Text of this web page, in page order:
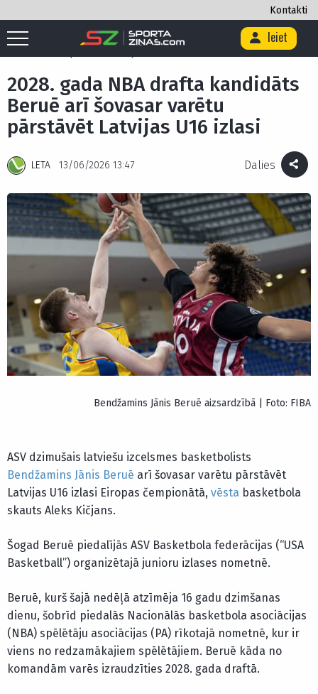
Kontakti
Ieiet
Sākums Basketbols / 2028. gada NBA drafta kandidāts Beruē arī
2028. gada NBA drafta kandidāts
Beruē arī šovasar varētu
pārstāvēt Latvijas U16 izlasi
LETA 13/06/2026 13:47 Dalies
Bendžamins Jānis Beruē aizsardzībā | Foto: FIBA
ASV dzimušais latviešu izcelsmes basketbolists
Bendžamins Jānis Beruē arī šovasar varētu pārstāvēt
Latvijas U16 izlasi Eiropas čempionātā, vēsta basketbola
skauts Aleks Kičjans.
Šogad Beruē piedalījās ASV Basketbola federācijas (“USA
Basketball”) organizētajā junioru izlases nometnē.
Beruē, kurš šajā nedēļā atzīmēja 16 gadu dzimšanas
dienu, šobrīd piedalās Nacionālās basketbola asociācijas
(NBA) spēlētāju asociācijas (PA) rīkotajā nometnē, kur ir
viens no redzamākajiem spēlētājiem. Beruē kāda no
komandām varēs izraudzīties 2028. gada draftā.